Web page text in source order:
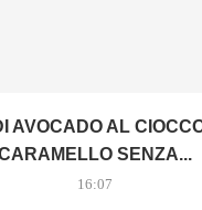
AVOCADO AL
SENZA...
16:07